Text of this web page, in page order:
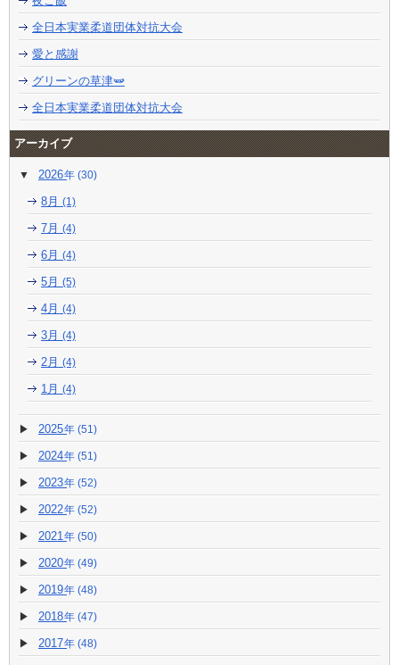
全日本実業柔道団体対抗大会
愛と感謝
グリーンの草津🫛
全日本実業柔道団体対抗大会
アーカイブ
2026 (30)
8月 (1)
7月 (4)
6月 (4)
5月 (5)
4月 (4)
3月 (4)
2月 (4)
1月 (4)
2025 (51)
2024 (51)
2023 (52)
2022 (52)
2021 (50)
2020 (49)
2019 (48)
2018 (47)
2017 (48)